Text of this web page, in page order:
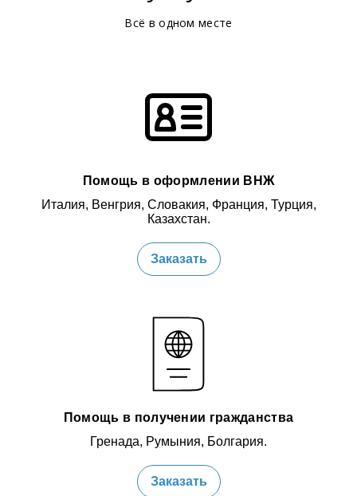
Всё в одном месте
Помощь в оформлении ВНЖ
Италия, Венгрия, Словакия, Франция, Турция,
Казахстан.
Заказать
Помощь в получении гражданства
Гренада, Румыния, Болгария.
Заказать